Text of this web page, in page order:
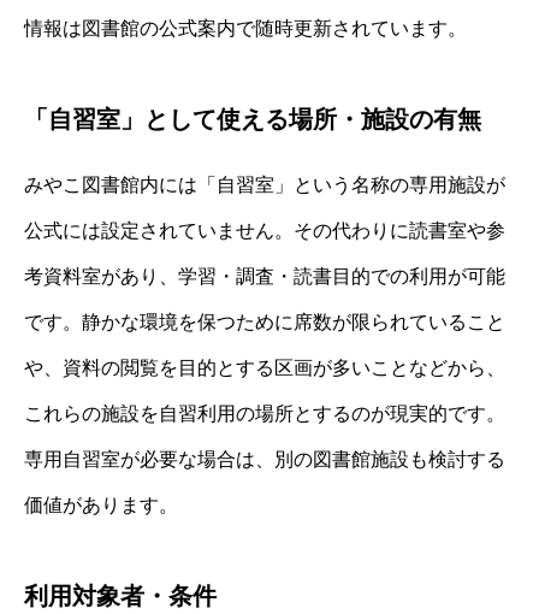
情報は図書館の公式案内で随時更新されています。
「自習室」として使える場所・施設の有無
みやこ図書館内には「自習室」という名称の専用施設が
公式には設定されていません。その代わりに読書室や参
考資料室があり、学習・調査・読書目的での利用が可能
です。静かな環境を保つために席数が限られていること
や、資料の閲覧を目的とする区画が多いことなどから、
これらの施設を自習利用の場所とするのが現実的です。
専用自習室が必要な場合は、別の図書館施設も検討する
価値があります。
利用対象者・条件